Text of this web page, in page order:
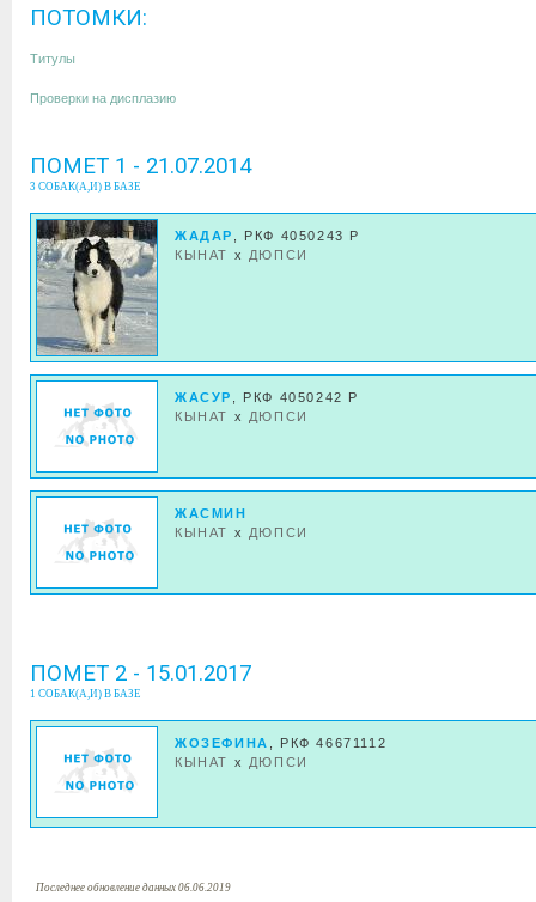
ПОТОМКИ:
Титулы
Проверки на дисплазию
ПОМЕТ 1 - 21.07.2014
3 СОБАК(А,И) В БАЗЕ
ЖАДАР
, РКФ 4050243 Р
КЫНАТ x ДЮПСИ
ЖАСУР
, РКФ 4050242 Р
КЫНАТ x ДЮПСИ
ЖАСМИН
КЫНАТ x ДЮПСИ
ПОМЕТ 2 - 15.01.2017
1 СОБАК(А,И) В БАЗЕ
ЖОЗЕФИНА
, РКФ 46671112
КЫНАТ x ДЮПСИ
Последнее обновление данных 06.06.2019